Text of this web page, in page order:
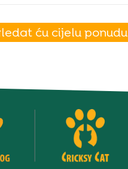
ću cijelu ponudu